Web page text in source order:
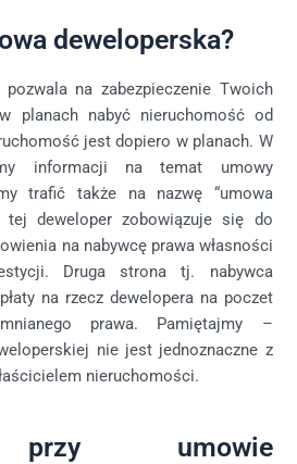
deweloperska?
na zabezpieczenie Twoich
planach nabyć nieruchomość od
jest dopiero w planach. W
informacji na temat umowy
trafić także na nazwę “umowa
tej deweloper zobowiązuje się do
na nabywcę prawa własności
Druga strona tj. nabywca
na rzecz dewelopera na poczet
prawa. Pamiętajmy –
nie jest jednoznaczne z
nieruchomości.
przy umowie